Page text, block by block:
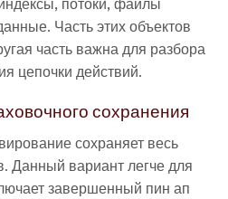
Часть этих объектов
часть важна для разбора
цепочки действий.
сохранения
сохраняет весь
Данный вариант легче для
завершенный пин ап